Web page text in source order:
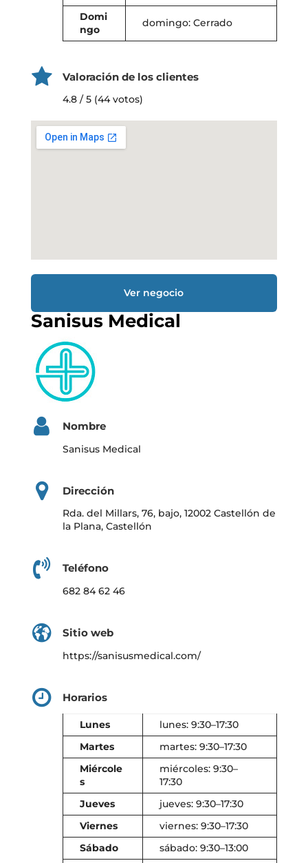
Domi
ngo
domingo: Cerrado
Valoración de los clientes
4.8 / 5 (44 votos)
Ver negocio
Sanisus Medical
Nombre
Sanisus Medical
Dirección
Rda. del Millars, 76, bajo, 12002 Castellón de
la Plana, Castellón
Teléfono
682 84 62 46
Sitio web
https://sanisusmedical.com/
Horarios
Lunes
lunes: 9:30–17:30
Martes
martes: 9:30–17:30
Miércole
s
miércoles: 9:30–
17:30
Jueves
jueves: 9:30–17:30
Viernes
viernes: 9:30–17:30
Sábado
sábado: 9:30–13:00